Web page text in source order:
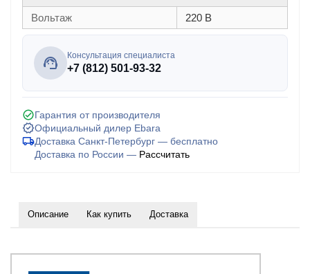
Вольтаж 220 В
Консультация специалиста
+7 (812) 501-93-32
Гарантия от производителя
Официальный дилер Ebara
Доставка Санкт-Петербург — бесплатно
Доставка по России — Рассчитать
Описание Как купить Доставка